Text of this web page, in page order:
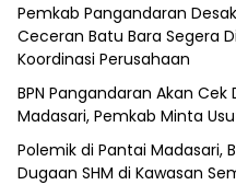
Pemkab Pangandaran
Ceceran Batu Bara Segera
Koordinasi Perusahaan
BPN Pangandaran Akan Cek
Madasari, Pemkab Minta
Polemik di Pantai Madasari,
Dugaan SHM di Kawasan